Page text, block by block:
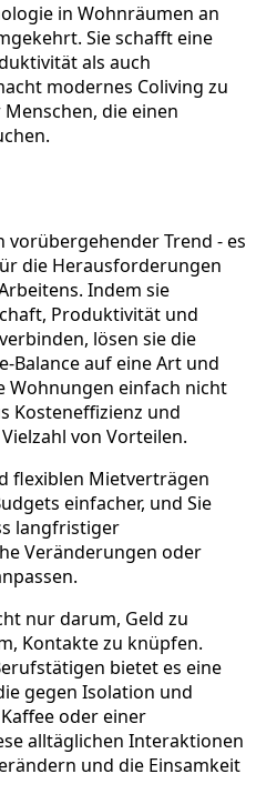
in Wohnräumen an
Sie schafft eine
als auch
modernes Coliving zu
die einen
Trend - es
die Herausforderungen
Indem sie
Produktivität und
lösen sie die
Balance auf eine Art und
Wohnungen einfach nicht
Kosteneffizienz und
von Vorteilen.
flexiblen Mietverträgen
einfacher, und Sie
langfristiger
Veränderungen oder
nur darum, Geld zu
Kontakte zu knüpfen.
bietet es eine
gegen Isolation und
oder einer
alltäglichen Interaktionen
und die Einsamkeit